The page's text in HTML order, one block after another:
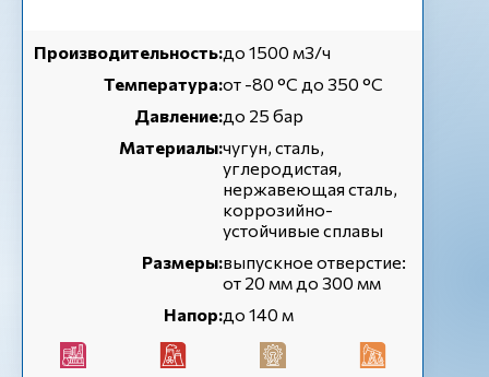
Производительность:до 1500 м3/ч
Температура:от -80 °C до 350 °C
Давление:до 25 бар
Материалы:чугун, сталь,
углеродистая,
нержавеющая сталь,
коррозийно-
устойчивые сплавы
Размеры:выпускное отверстие:
от 20 мм до 300 мм
Напор:до 140 м